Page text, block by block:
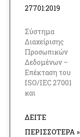
27701:2019
Σύστημα
Διαχείρισης
Προσωπικών
Δεδομένων –
Επέκταση του
ISO/IEC 27001
και
ΔΕΊΤΕ
ΠΕΡΙΣΣΌΤΕΡΑ »